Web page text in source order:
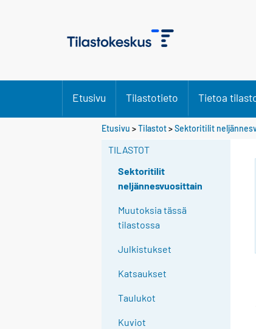
Etusivu Tilastotieto Tietoa
Etusivu >Tilastot>Sektoritilit
TILASTOT
Sektoritilit
neljännesvuosittain
Muutoksia tässä
tilastossa
Julkistukset
Katsaukset
Taulukot
Kuviot